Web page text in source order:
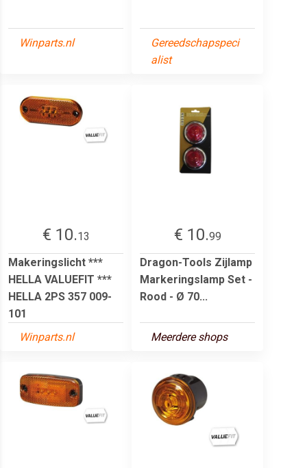
Winparts.nl
Gereedschapspeci
alist
€ 10.13
Makeringslicht ***
HELLA VALUEFIT ***
HELLA 2PS 357 009-
101
Winparts.nl
€ 10.99
Dragon-Tools Zijlamp
Markeringslamp Set -
Rood - Ø 70...
Meerdere shops